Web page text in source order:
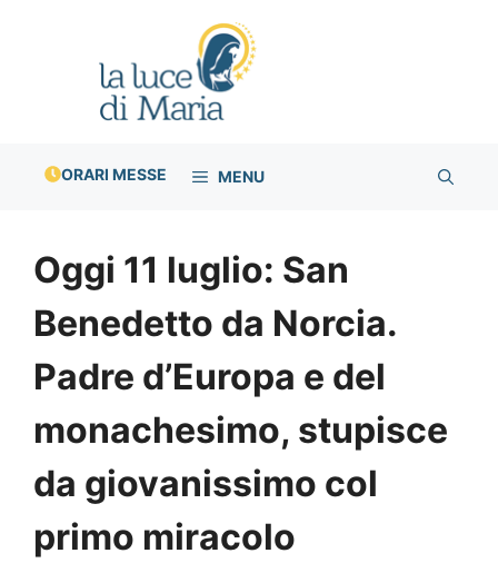
ORARI MESSE MENU
Oggi 11 luglio: San
Benedetto da Norcia.
Padre d’Europa e del
monachesimo, stupisce
da giovanissimo col
primo miracolo